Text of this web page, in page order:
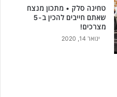
טחינה סלק • מתכון מנצח
שאתם חייבים להכין ב-5
מצרכים!
ינואר 14, 2020